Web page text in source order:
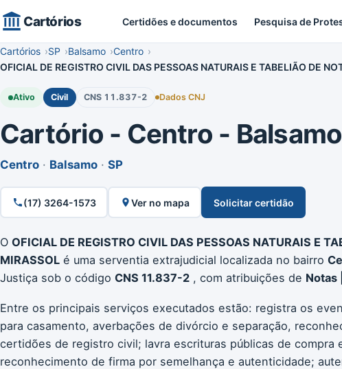
Cartórios Certidões e documentos Pesquisa de
Cartórios SP Balsamo
Centro
OFICIAL DE REGISTRO CIVIL DAS PESSOAS NATURAIS E TABELIÃO DE
Ativo Civil CNS 11.837-2 Dados CNJ
Cartório - Centro -
Centro · Balsamo · SP
(17) 3264-1573 Ver no mapa Solicitar certidão
O OFICIAL DE REGISTRO CIVIL DAS PESSOAS NATURAIS E
MIRASSOL é uma serventia extrajudicial localizada no bairro
Justiça sob o código CNS 11.837-2 , com atribuições de Notas
Entre os principais serviços executados estão: registra os
para casamento, averbações de divórcio e separação,
certidões de registro civil; lavra escrituras públicas de
reconhecimento de firma por semelhança e autenticidade;